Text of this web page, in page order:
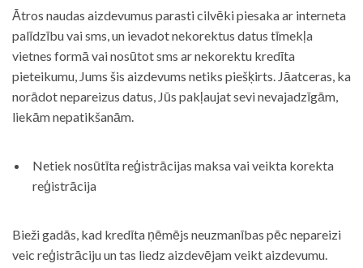
Ātros naudas aizdevumus parasti cilvēki piesaka ar interneta
palīdzību vai sms, un ievadot nekorektus datus tīmekļa
vietnes formā vai nosūtot sms ar nekorektu kredīta
pieteikumu, Jums šis aizdevums netiks piešķirts. Jāatceras, ka
norādot nepareizus datus, Jūs pakļaujat sevi nevajadzīgām,
liekām nepatikšanām.
Netiek nosūtīta reģistrācijas maksa vai veikta korekta
reģistrācija
Bieži gadās, kad kredīta ņēmējs neuzmanības pēc nepareizi
veic reģistrāciju un tas liedz aizdevējam veikt aizdevumu.